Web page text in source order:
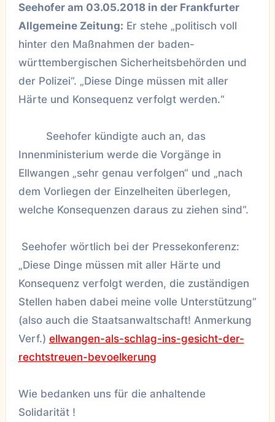
Seehofer am 03.05.2018 in der Frankfurter
Allgemeine Zeitung: Er stehe „politisch voll
hinter den Maßnahmen der baden-
württembergischen Sicherheitsbehörden und
der Polizei“. „Diese Dinge müssen mit aller
Härte und Konsequenz verfolgt werden.“
Seehofer kündigte auch an, das
Innenministerium werde die Vorgänge in
Ellwangen „sehr genau verfolgen“ und „nach
dem Vorliegen der Einzelheiten überlegen,
welche Konsequenzen daraus zu ziehen sind“.
Seehofer wörtlich bei der Pressekonferenz:
„Diese Dinge müssen mit aller Härte und
Konsequenz verfolgt werden, die zuständigen
Stellen haben dabei meine volle Unterstützung“
(also auch die Staatsanwaltschaft! Anmerkung
Verf.) ellwangen-als-schlag-ins-gesicht-der-
rechtstreuen-bevoelkerung
Wie bedanken uns für die anhaltende
Solidarität !